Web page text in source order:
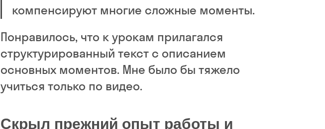
компенсируют многие сложные моменты.
Понравилось, что к урокам прилагался
структурированный текст с описанием
основных моментов. Мне было бы тяжело
учиться только по видео.
Скрыл прежний опыт работы и